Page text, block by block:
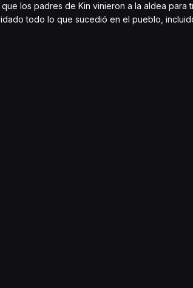
los padres de Kin vinieron a la aldea
todo lo que sucedió en el pueblo,